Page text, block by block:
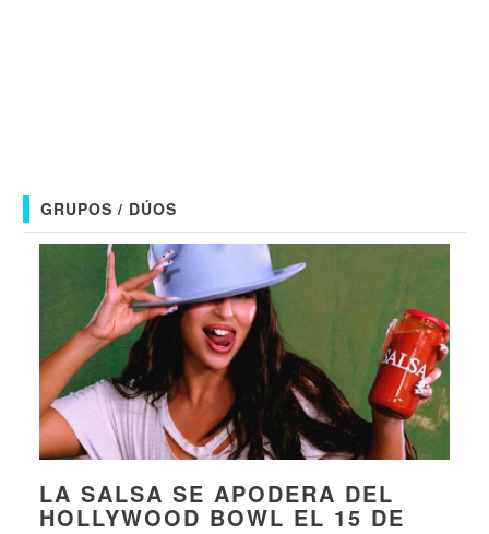
GRUPOS / DÚOS
LA SALSA SE APODERA DEL
HOLLYWOOD BOWL EL 15 DE